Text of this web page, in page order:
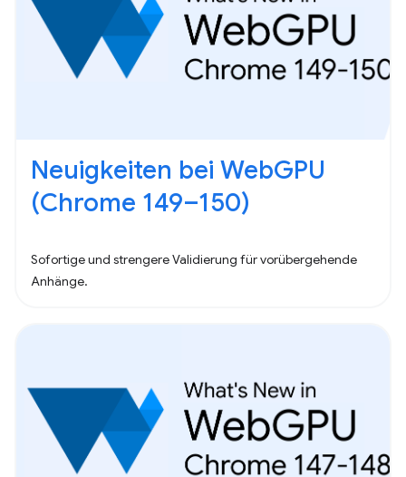
Neuigkeiten bei WebGPU
(Chrome 149–150)
Sofortige und strengere Validierung für vorübergehende
Anhänge.